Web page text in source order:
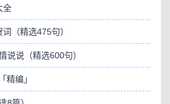
全
（精选475句）
说说（精选600句）
精编」